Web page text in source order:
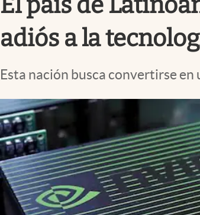
Vida y estilo
Tv
Espiritualidad
Mediakit
abre en nueva pestaña
adiós a la
Esta nación busca convertirse